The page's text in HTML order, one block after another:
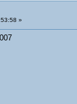
»